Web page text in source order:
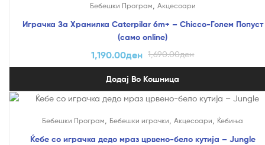
Бебешки Програм Акцесоари
Играчка За Хранилка Caterpilar 6m+ – Chicco-Голем Попуст
(само online)
1,690.00ден
1,190.00ден
Додај Во Кошница
Бебешки Програм Бебешки играчки Акцесоари Ќебиња
Ќебе со играчка дедо мраз црвено-бело кутија – Jungle